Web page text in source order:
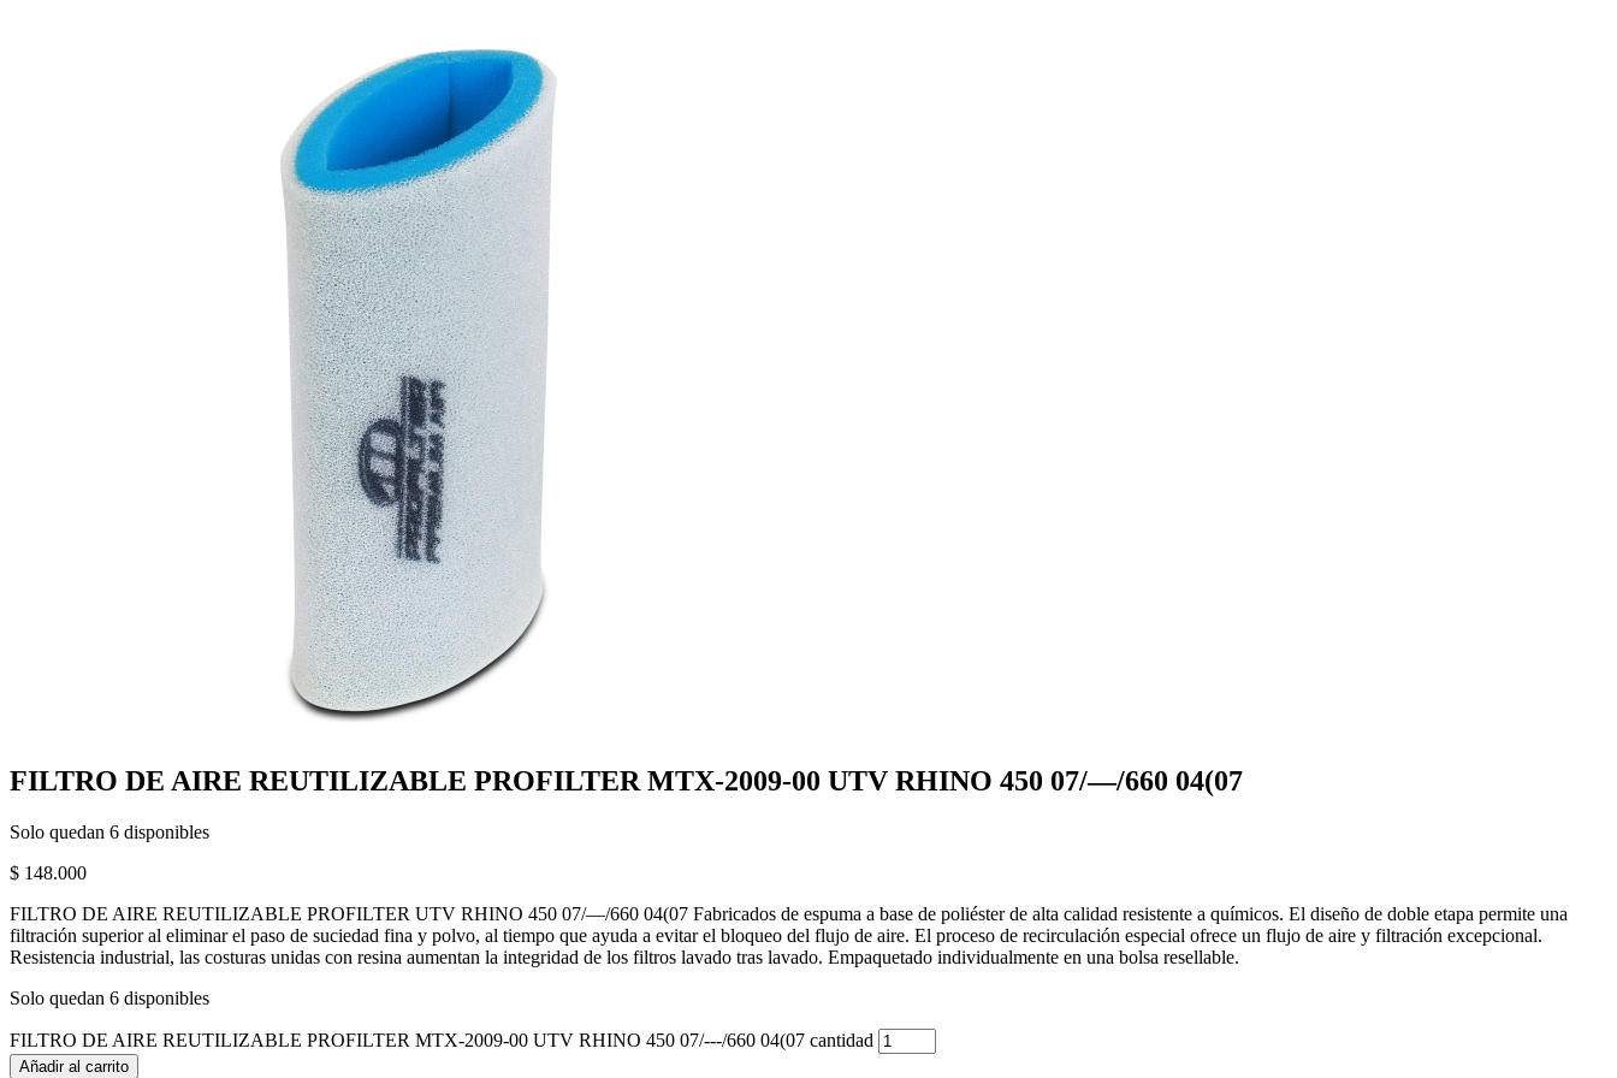
FILTRO DE AIRE REUTILIZABLE PROFILTER MTX-2009-00 UTV RHINO 450 07/—/660 04(07
Solo quedan 6 disponibles
$ 148.000
FILTRO DE AIRE REUTILIZABLE PROFILTER UTV RHINO 450 07/—/660 04(07 Fabricados de espuma a base de poliéster de alta calidad resistente a químicos. El diseño de doble etapa permite una
filtración superior al eliminar el paso de suciedad fina y polvo, al tiempo que ayuda a evitar el bloqueo del flujo de aire. El proceso de recirculación especial ofrece un flujo de aire y filtración excepcional.
Resistencia industrial, las costuras unidas con resina aumentan la integridad de los filtros lavado tras lavado. Empaquetado individualmente en una bolsa resellable.
Solo quedan 6 disponibles
FILTRO DE AIRE REUTILIZABLE PROFILTER MTX-2009-00 UTV RHINO 450 07/---/660 04(07 cantidad
Añadir al carrito